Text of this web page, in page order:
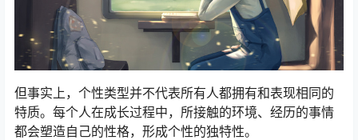
但事实上，个性类型并不代表所有人都拥有和表现相同的
特质。每个人在成长过程中，所接触的环境、经历的事情
都会塑造自己的性格，形成个性的独特性。